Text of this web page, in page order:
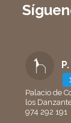
Palacio de
los
974 292 191